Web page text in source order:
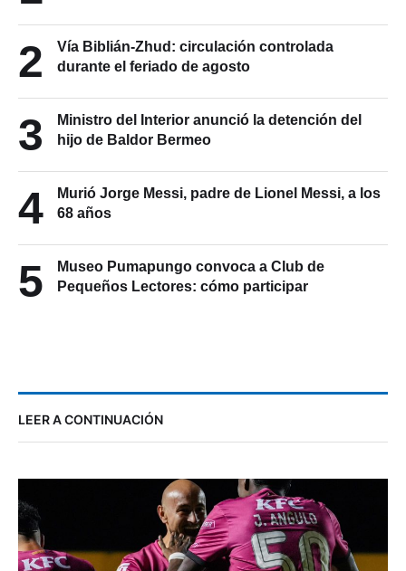
2
Vía Biblián-Zhud: circulación controlada
durante el feriado de agosto
3
Ministro del Interior anunció la detención del
hijo de Baldor Bermeo
4
Murió Jorge Messi, padre de Lionel Messi, a los
68 años
5
Museo Pumapungo convoca a Club de
Pequeños Lectores: cómo participar
LEER A CONTINUACIÓN